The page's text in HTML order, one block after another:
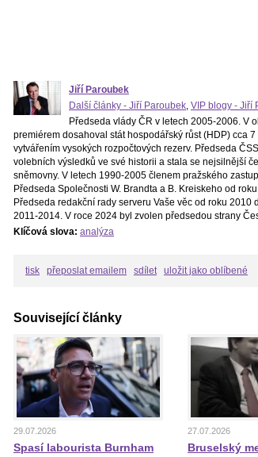
Jiří Paroubek
Další články - Jiří Paroubek VIP blogy - Jiří
Předseda vlády ČR v letech 2005-2006. V
premiérem dosahoval stát hospodářský růst (HDP) cca
vytvářením vysokých rozpočtových rezerv. Předseda
volebních výsledků ve své historii a stala se nejsilnější
sněmovny. V letech 1990-2005 členem pražského
Předseda Společnosti W. Brandta a B. Kreiskeho od
Předseda redakční rady serveru Vaše věc od roku
2011-2014. V roce 2024 byl zvolen předsedou strany
Klíčová slova: analýza
tisk přeposlat emailem sdílet uložit jako oblíbené
Související články
29.07.2026
Spasí labourista Burnham
27.07.2026
Bruselský